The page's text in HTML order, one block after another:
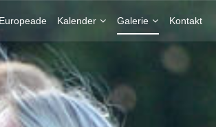
Europeade Kalender Galerie Kontakt